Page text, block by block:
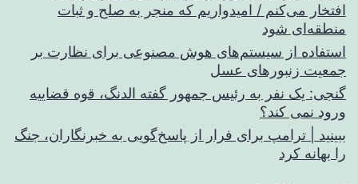
افتخار می‌کنم / امیدواریم که منجر به صلح و ثبات
منطقه‌ای شود
استفاده از سیستم‌های هوش مصنوعی برای نظارت بر
جمعیت زنبورهای عسل
گنجی: یک نفر به رئیس جمهور گفته الدنگ، قوه قضاییه
ورود نمی کند؟
ببینید | ترامپ برای فرار از پاسخ‌گویی به خبرنگاران، جنگ
را بهانه کرد